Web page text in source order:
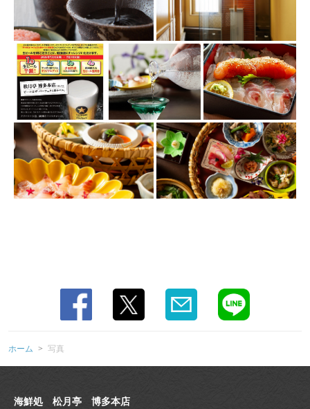
ホーム 写真
海鮮処 松月亭 博多本店